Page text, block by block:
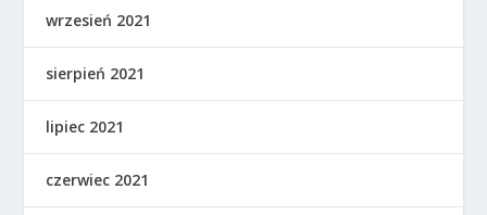
wrzesień 2021
sierpień 2021
lipiec 2021
czerwiec 2021